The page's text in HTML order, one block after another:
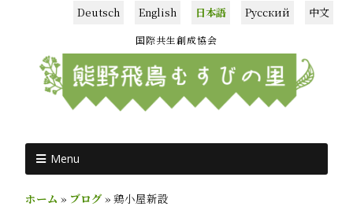
Deutsch English 日本語 Русский 中文
国際共生創成協会
Menu
ホーム » ブログ » 鶏小屋新設